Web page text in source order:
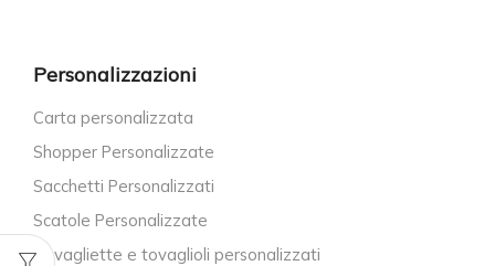
Personalizzazioni
Carta personalizzata
Shopper Personalizzate
Sacchetti Personalizzati
Scatole Personalizzate
Tovagliette e tovaglioli personalizzati